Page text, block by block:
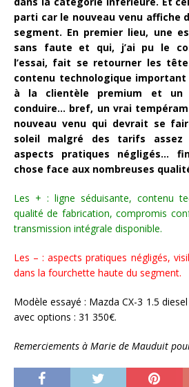
parti car le nouveau venu affiche
segment. En premier lieu, une
sans faute et qui, j’ai pu le
l’essai, fait se retourner les
contenu technologique
à la clientèle premium et un
conduire… bref, un vrai
nouveau venu qui devrait se
soleil malgré des tarifs assez
aspects pratiques négligés…
chose face aux nombreuses
Les + : ligne séduisante, contenu
qualité de fabrication, compromis
transmission intégrale disponible.
Les – : aspects pratiques négligés,
dans la fourchette haute du segment.
Modèle essayé : Mazda CX-3 1.5
avec options : 31 350€.
Remerciements à Marie de Mauduit